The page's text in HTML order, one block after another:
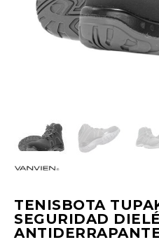
TENISBOTA
SEGURIDAD